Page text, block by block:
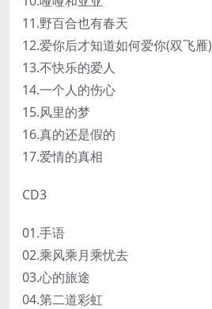
11.野百合也有春天
12.爱你后才知道如何爱你(双飞雁)
13.不快乐的爱人
14.一个人的伤心
15.风里的梦
16.真的还是假的
17.爱情的真相
CD3
01.手语
02.乘风乘月乘忧去
03.心的旅途
04.第二道彩虹